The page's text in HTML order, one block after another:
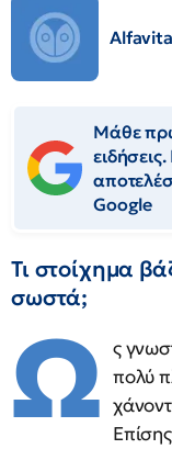
Μάθε
Google
Τι στοίχημα
σωστά;
Ω ς
πολύ